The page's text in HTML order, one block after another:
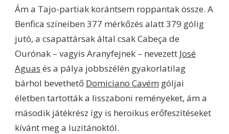
Ám a Tajo-partiak korántsem roppantak össze. A
Benfica színeiben 377 mérkőzés alatt 379 gólig
jutó, a csapattársak által csak Cabeça de
Ourónak – vagyis Aranyfejnek – nevezett José
Aguas és a pálya jobbszélén gyakorlatilag
bárhol bevethető Domiciano Cavém góljai
életben tartották a lisszaboni reményeket, ám a
második játékrész így is heroikus erőfeszítéseket
kívánt meg a luzitánoktól.